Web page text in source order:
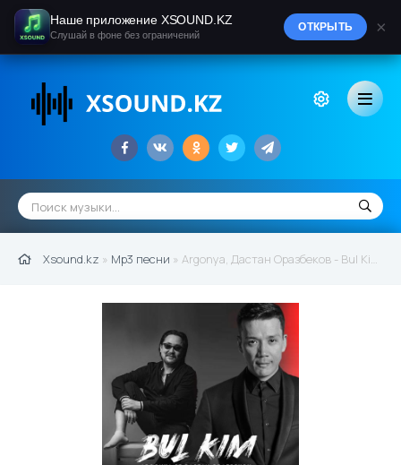
Xsound.kz » Mp3 песни » Argonya, Дастан Оразбеков - Bul Kim (2020)
Наше приложение XSOUND.KZ
Слушай в фоне без ограничений
ОТКРЫТЬ ×